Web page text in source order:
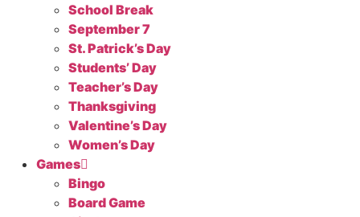
School Break
September 7
St. Patrick’s Day
Students’ Day
Teacher’s Day
Thanksgiving
Valentine’s Day
Women’s Day
Games
Bingo
Board Game